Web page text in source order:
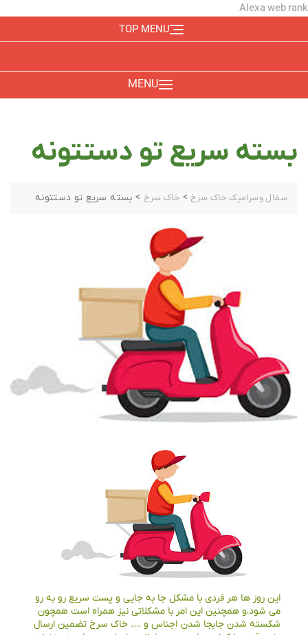
Alexa web rank
TOP MENU
MENU
بسته سریع تو دستتونه
سفال وسرامیک خاک سرخ > خاک سرخ > بسته سریع تو دستتونه
این روز ها هر فردی با مشکل جا به جایی و پست سریع رو به رو
می شود،و همچنین این امر با مشکلاتی نیز همراه است همچون
شکسته شدن جابجا شدن اجناس و …. خاک سرخ تضمین ارسال